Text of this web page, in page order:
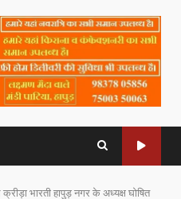
भारती हापुड़ नगर के अध्यक्ष घोषित